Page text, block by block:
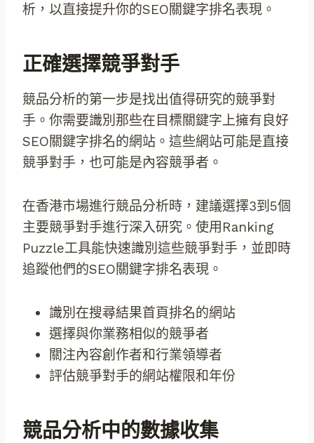
析，以直接提升你的SEO關鍵字排名表現。
正確選擇競爭對手
競品分析的第一步是找出值得研究的競爭對
手。你需要識別那些在目標關鍵字上擁有良好
SEO關鍵字排名的網站。這些網站可能是直接
競爭對手，也可能是內容競爭者。
在香港市場進行競品分析時，建議選擇3到5個
主要競爭對手進行深入研究。使用Ranking
Puzzle工具能快速識別這些競爭對手，並即時
追蹤他們的SEO關鍵字排名表現。
識別在搜尋結果首頁排名的網站
選擇與你業務相似的競爭者
關注內容創作者和行業領導者
評估競爭對手的網站權限和年份
競品分析中的數據收集